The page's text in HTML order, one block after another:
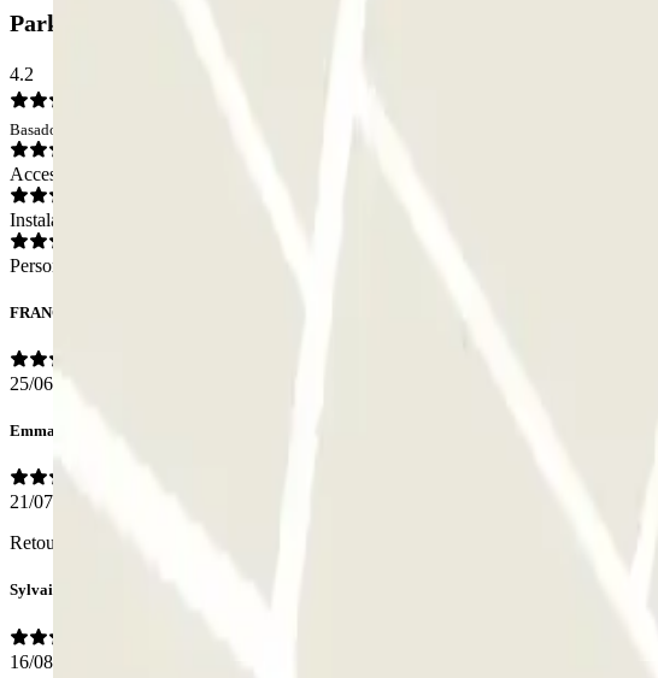
Parking Q-Park La Défense - Boieldieu: Opiniones
4.2
Basado en 7 opiniones
Acceso
Instalaciones
Personal
FRANCOIS
25/06/2026
Emmanuel
21/07/2025
Retour au parking depuis l'U Arena la Défense facilité par les panneaux réguliers
Sylvain
16/08/2024